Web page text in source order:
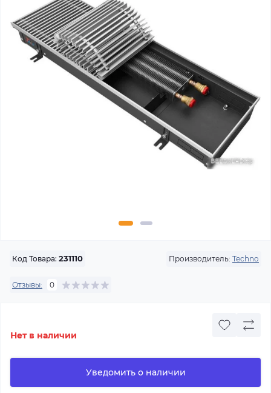
Код Товара: 231110 Производитель: Techno
Отзывы: 0
Нет в наличии
Уведомить о наличии